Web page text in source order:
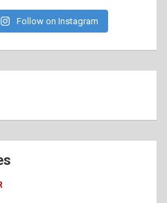
Follow on Instagram